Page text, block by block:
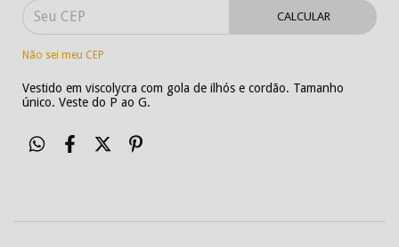
CALCULAR
Não sei meu CEP
Vestido em viscolycra com gola de ilhós e cordão. Tamanho
único. Veste do P ao G.